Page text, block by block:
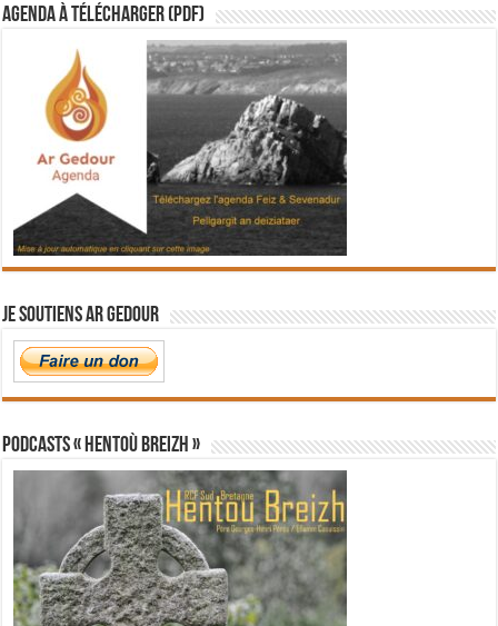
Agenda à télécharger (PDF)
Je soutiens Ar Gedour
PODCASTS « Hentoù Breizh »